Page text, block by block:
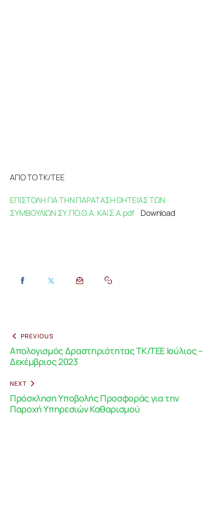
ΑΠΟ ΤΟ ΤΚ/ΤΕΕ
ΕΠΙΣΤΟΛΗ ΓΙΑ ΤΗΝ ΠΑΡΑΤΑΣΗ ΘΗΤΕΙΑΣ ΤΩΝ
ΣΥΜΒΟΥΛΙΩΝ ΣΥ.ΠΟ.Θ.Α. ΚΑΙ Σ.Α.pdf Download
PREVIOUS
Απολογισμός Δραστηριότητας ΤΚ/ΤΕΕ Ιούλιος –
Δεκέμβριος 2023
NEXT
Πρόσκληση Υποβολής Προσφοράς για την
Παροχή Υπηρεσιών Καθαρισμού